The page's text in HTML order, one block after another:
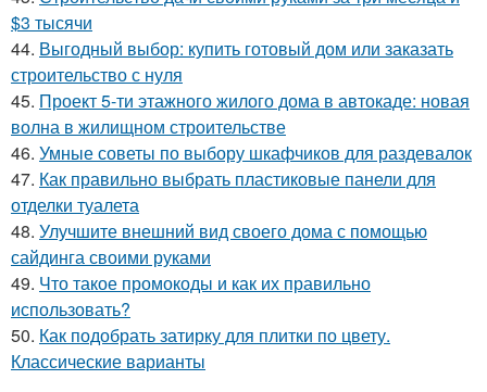
$3 тысячи
44. Выгодный выбор: купить готовый дом или заказать
строительство с нуля
45. Проект 5-ти этажного жилого дома в автокаде: новая
волна в жилищном строительстве
46. Умные советы по выбору шкафчиков для раздевалок
47. Как правильно выбрать пластиковые панели для
отделки туалета
48. Улучшите внешний вид своего дома с помощью
сайдинга своими руками
49. Что такое промокоды и как их правильно
использовать?
50. Как подобрать затирку для плитки по цвету.
Классические варианты